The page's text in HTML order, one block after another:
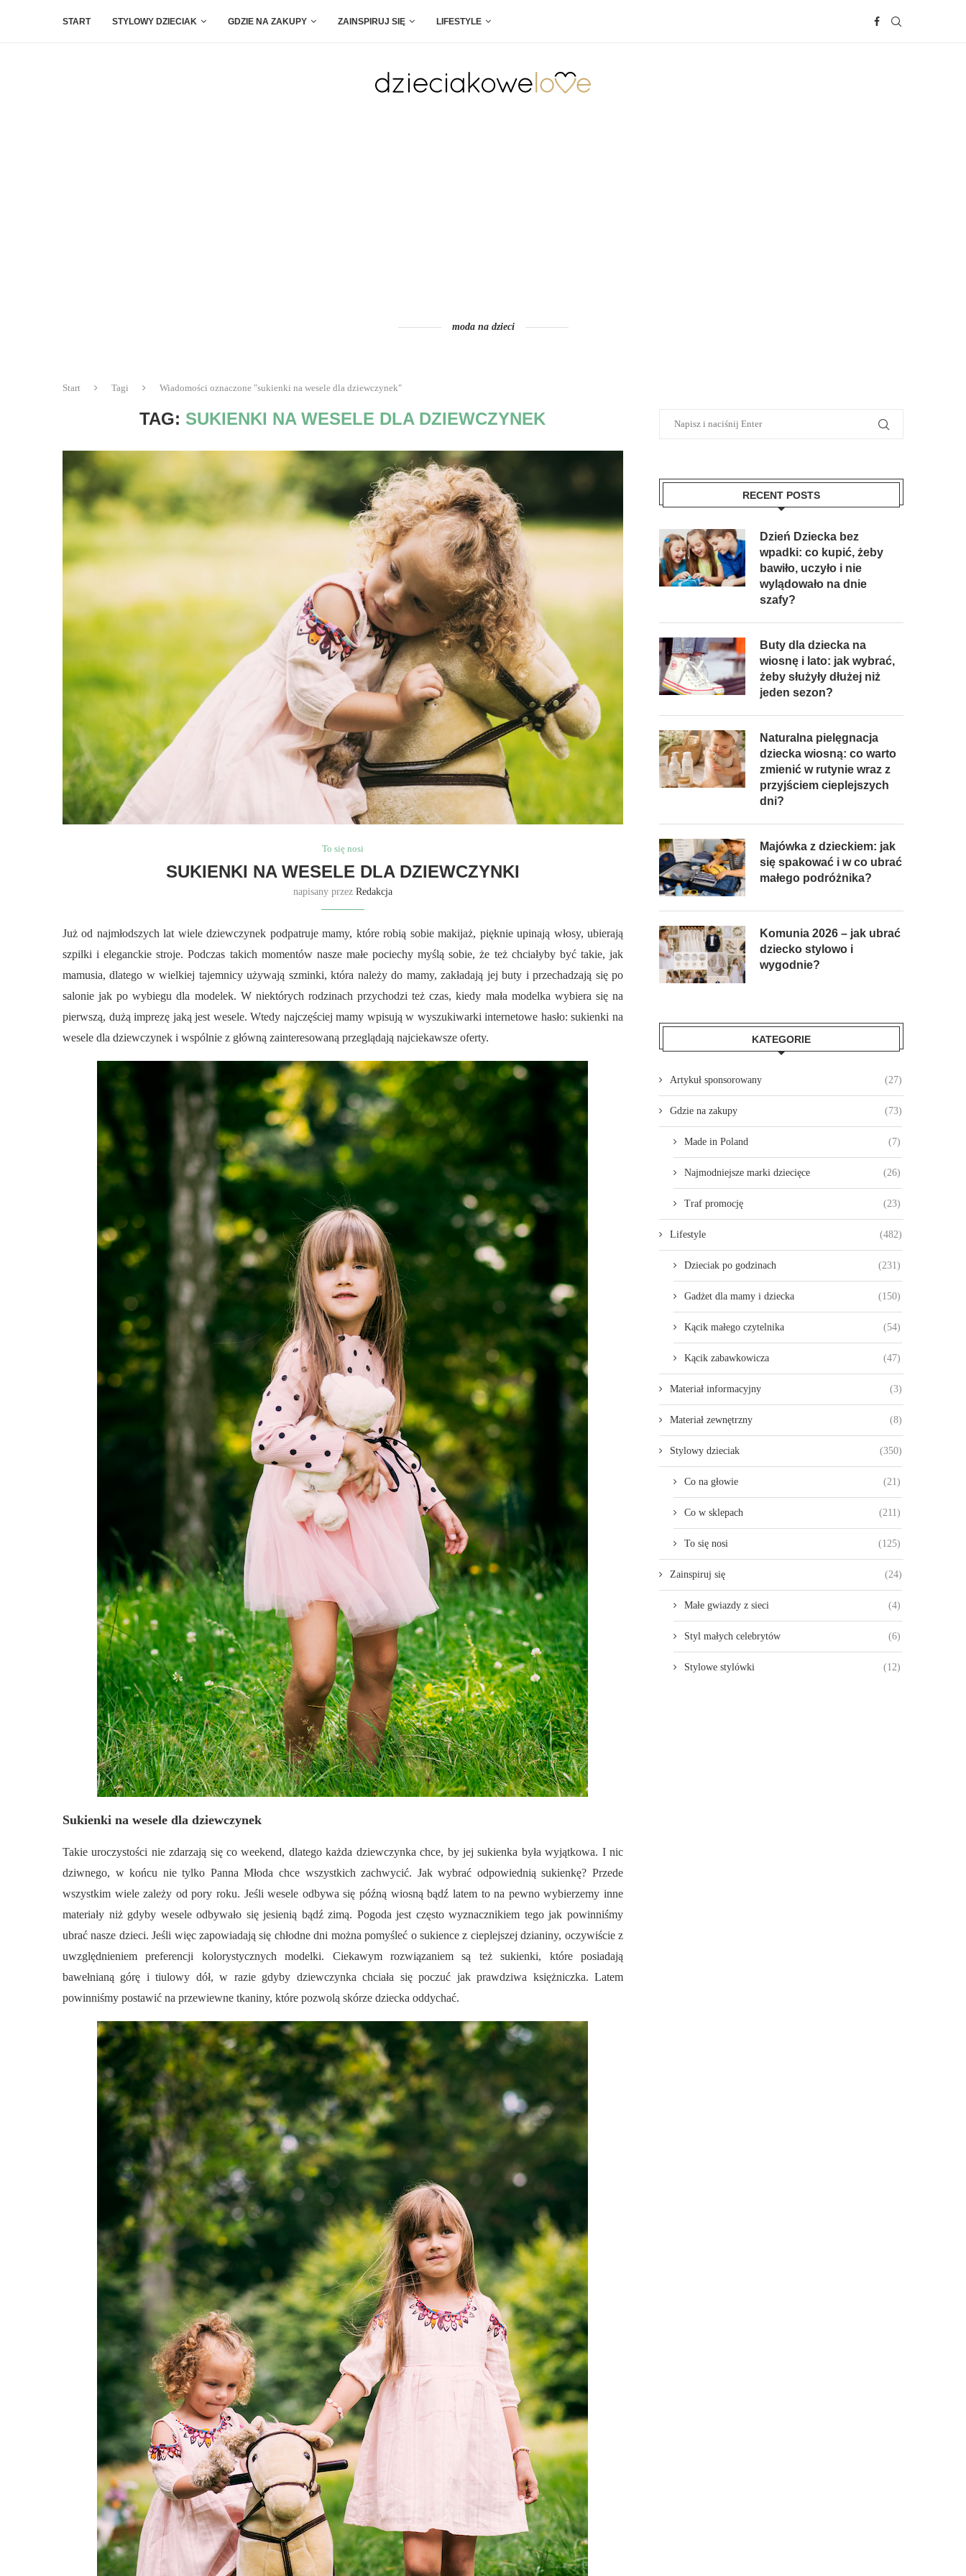
START STYLOWY DZIECIAK GDZIE NA ZAKUPY ZAINSPIRUJ SIĘ LIFESTYLE
moda na dzieci
Start Tagi Wiadomości oznaczone "sukienki na wesele dla dziewczynek"
TAG: SUKIENKI NA WESELE DLA DZIEWCZYNEK
To się nosi
SUKIENKI NA WESELE DLA DZIEWCZYNKI
napisany przez Redakcja
Już od najmłodszych lat wiele dziewczynek podpatruje mamy, które robią sobie makijaż, pięknie upinają włosy, ubierają
szpilki i eleganckie stroje. Podczas takich momentów nasze małe pociechy myślą sobie, że też chciałyby być takie, jak
mamusia, dlatego w wielkiej tajemnicy używają szminki, która należy do mamy, zakładają jej buty i przechadzają się po
salonie jak po wybiegu dla modelek. W niektórych rodzinach przychodzi też czas, kiedy mała modelka wybiera się na
pierwszą, dużą imprezę jaką jest wesele. Wtedy najczęściej mamy wpisują w wyszukiwarki internetowe hasło: sukienki na
wesele dla dziewczynek i wspólnie z główną zainteresowaną przeglądają najciekawsze oferty.
Sukienki na wesele dla dziewczynek
Takie uroczystości nie zdarzają się co weekend, dlatego każda dziewczynka chce, by jej sukienka była wyjątkowa. I nic
dziwnego, w końcu nie tylko Panna Młoda chce wszystkich zachwycić. Jak wybrać odpowiednią sukienkę? Przede
wszystkim wiele zależy od pory roku. Jeśli wesele odbywa się późną wiosną bądź latem to na pewno wybierzemy inne
materiały niż gdyby wesele odbywało się jesienią bądź zimą. Pogoda jest często wyznacznikiem tego jak powinniśmy
ubrać nasze dzieci. Jeśli więc zapowiadają się chłodne dni można pomyśleć o sukience z cieplejszej dzianiny, oczywiście z
uwzględnieniem preferencji kolorystycznych modelki. Ciekawym rozwiązaniem są też sukienki, które posiadają
bawełnianą górę i tiulowy dół, w razie gdyby dziewczynka chciała się poczuć jak prawdziwa księżniczka. Latem
powinniśmy postawić na przewiewne tkaniny, które pozwolą skórze dziecka oddychać.
RECENT POSTS
Dzień Dziecka bez
wpadki: co kupić, żeby
bawiło, uczyło i nie
wylądowało na dnie
szafy?
Buty dla dziecka na
wiosnę i lato: jak wybrać,
żeby służyły dłużej niż
jeden sezon?
Naturalna pielęgnacja
dziecka wiosną: co warto
zmienić w rutynie wraz z
przyjściem cieplejszych
dni?
Majówka z dzieckiem: jak
się spakować i w co ubrać
małego podróżnika?
Komunia 2026 – jak ubrać
dziecko stylowo i
wygodnie?
KATEGORIE
Artykuł sponsorowany (27)
Gdzie na zakupy (73)
Made in Poland (7)
Najmodniejsze marki dziecięce (26)
Traf promocję (23)
Lifestyle (482)
Dzieciak po godzinach (231)
Gadżet dla mamy i dziecka (150)
Kącik małego czytelnika (54)
Kącik zabawkowicza (47)
Materiał informacyjny (3)
Materiał zewnętrzny (8)
Stylowy dzieciak (350)
Co na głowie (21)
Co w sklepach (211)
To się nosi (125)
Zainspiruj się (24)
Małe gwiazdy z sieci (4)
Styl małych celebrytów (6)
Stylowe stylówki (12)